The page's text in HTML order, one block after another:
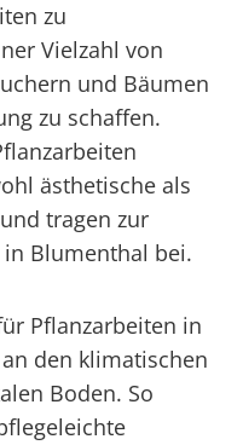
zu
Vielzahl von
und Bäumen
zu schaffen.
ästhetische als
tragen zur
Blumenthal bei.
Pflanzarbeiten in
den klimatischen
Boden. So